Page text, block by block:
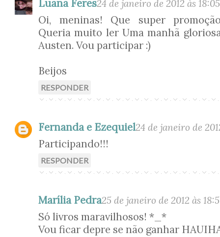
Luana Feres24 de janeiro de 2012 às 18:05
Oi, meninas! Que super
Queria muito ler Uma manhã
Austen. Vou participar :)
Beijos
RESPONDER
Fernanda e Ezequiel24 de janeiro de
Participando!!!
RESPONDER
Marília Pedra25 de janeiro de 2012 às
Só livros maravilhosos! *_*
Vou ficar depre se não ganhar